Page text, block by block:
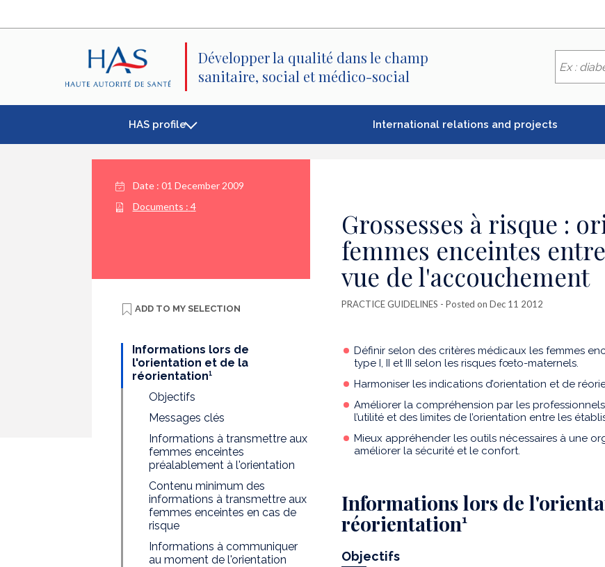
Développer la qualité dans le champ
sanitaire, social et médico-social
HAS profile International relations and projects
Date : 01 December 2009
Documents : 4
ADD TO MY SELECTION
Informations lors de
l'orientation et de la
réorientation¹
Objectifs
Messages clés
Informations à transmettre aux
femmes enceintes
préalablement à l'orientation
Contenu minimum des
informations à transmettre aux
femmes enceintes en cas de
risque
Informations à communiquer
au moment de l'orientation
Grossesses à risque :
femmes enceintes
vue de l'accouchement
PRACTICE GUIDELINES - Posted on Dec 11 2012
Définir selon des critères médicaux les femmes
type I, II et III selon les risques fœto-maternels.
Harmoniser les indications d’orientation et de
Améliorer la compréhension par les
l’utilité et des limites de l’orientation entre les
Mieux appréhender les outils nécessaires à une
améliorer la sécurité et le confort.
Informations lors de
réorientation¹
Objectifs